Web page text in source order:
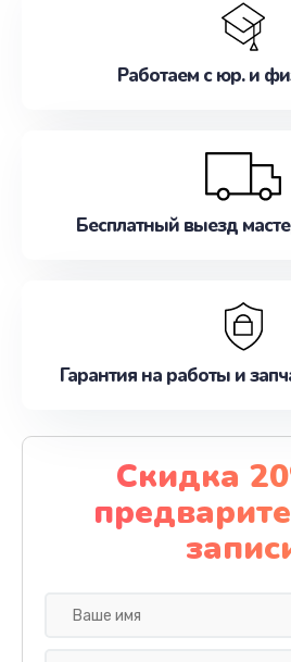
Работаем с юр. и
Бесплатный выезд
Гарантия на работы и
Скидка